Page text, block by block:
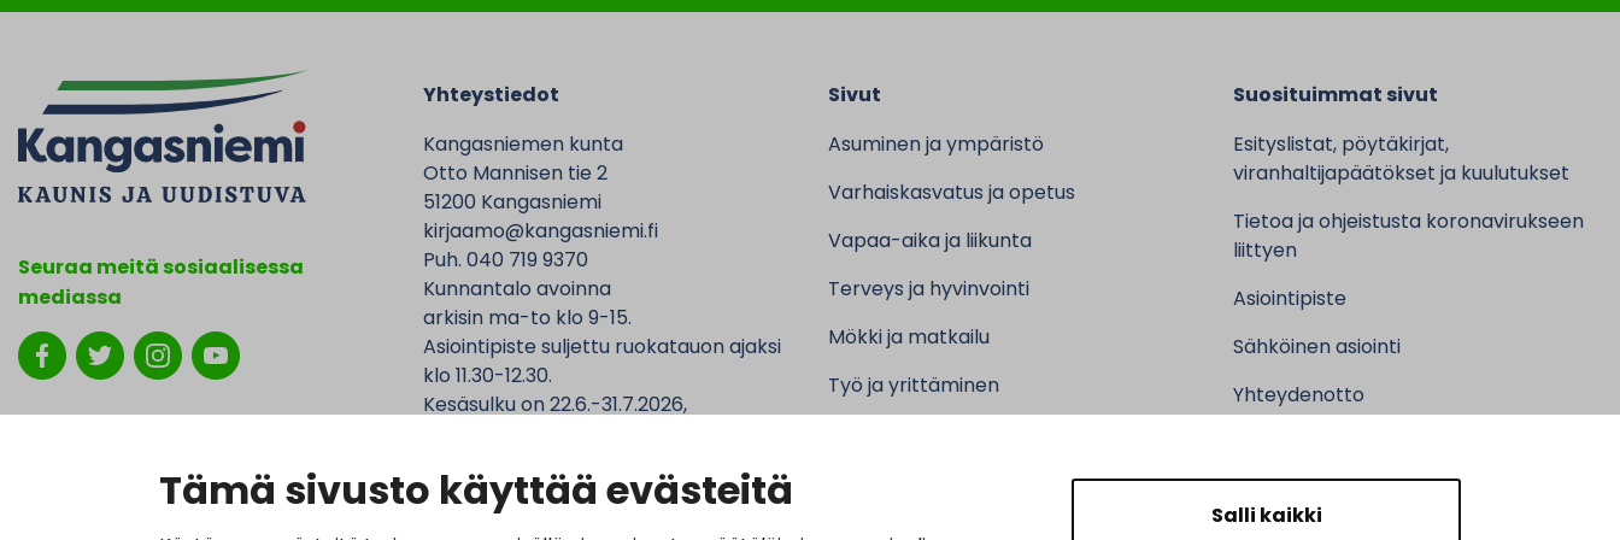
Tämä sivusto käyttää evästeitä Salli kaikki
Seuraa meitä sosiaalisessa
mediassa
Yhteystiedot
Kangasniemen kunta
Otto Mannisen tie 2
51200 Kangasniemi
kirjaamo@kangasniemi.fi
Puh. 040 719 9370
Kunnantalo avoinna
arkisin ma-to klo 9-15.
Asiointipiste suljettu ruokatauon ajaksi
klo 11.30-12.30.
Kesäsulku on 22.6.-31.7.2026,
Sivut
Asuminen ja ympäristö
Varhaiskasvatus ja opetus
Vapaa-aika ja liikunta
Terveys ja hyvinvointi
Mökki ja matkailu
Työ ja yrittäminen
Suosituimmat sivut
Esityslistat, pöytäkirjat,
viranhaltijapäätökset ja kuulutukset
Tietoa ja ohjeistusta koronavirukseen
liittyen
Asiointipiste
Sähköinen asiointi
Yhteydenotto